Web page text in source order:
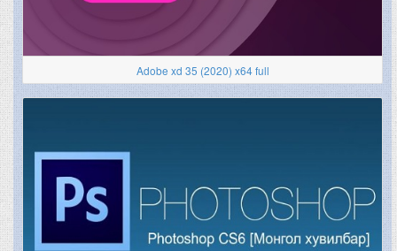
Adobe xd 35 (2020) x64 full